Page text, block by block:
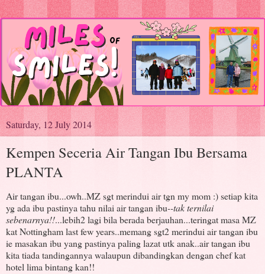
Saturday, 12 July 2014
Kempen Seceria Air Tangan Ibu Bersama
PLANTA
Air tangan ibu...owh..MZ sgt merindui air tgn my mom :) setiap kita
yg ada ibu pastinya tahu nilai air tangan ibu--tak ternilai
sebenarnya!!...lebih2 lagi bila berada berjauhan...teringat masa MZ
kat Nottingham last few years..memang sgt2 merindui air tangan ibu
ie masakan ibu yang pastinya paling lazat utk anak..air tangan ibu
kita tiada tandingannya walaupun dibandingkan dengan chef kat
hotel lima bintang kan!!